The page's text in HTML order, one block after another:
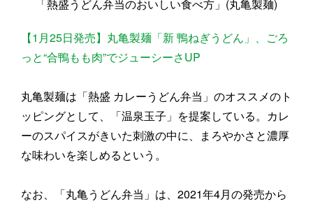
「熱盛うどん弁当のおいしい食べ方」(丸亀製麺)
【1月25日発売】丸亀製麺「新 鴨ねぎうどん」、ごろ
っと“合鴨もも肉”でジューシーさUP
丸亀製麺は「熱盛 カレーうどん弁当」のオススメのト
ッピングとして、「温泉玉子」を提案している。カレ
ーのスパイスがきいた刺激の中に、まろやかさと濃厚
な味わいを楽しめるという。
なお、「丸亀うどん弁当」は、2021年4月の発売から